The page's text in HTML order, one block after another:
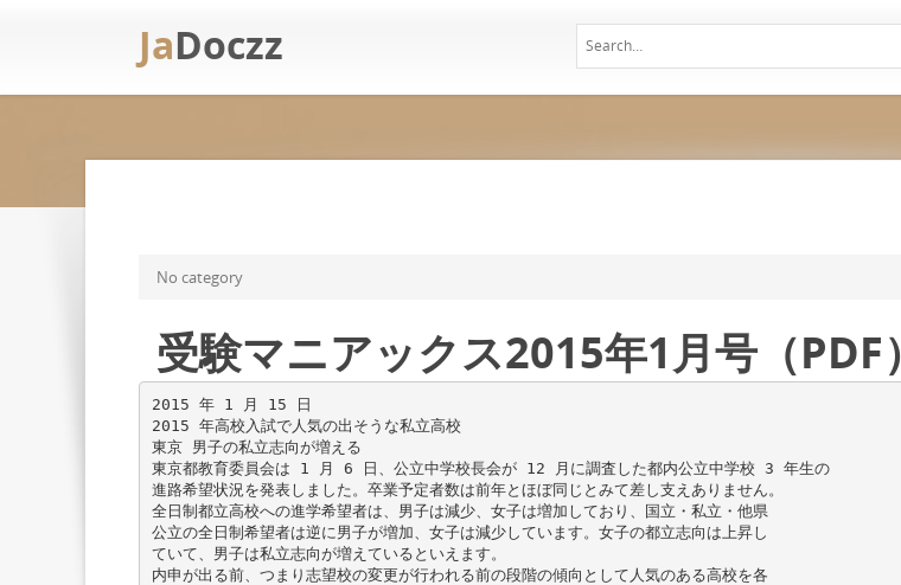
JaDoczz
No category
受験マニアックス2015年1月号（PDF）
2015 年 1 月 15 日
2015 年高校入試で人気の出そうな私立高校
東京 男子の私立志向が増える
東京都教育委員会は 1 月 6 日、公立中学校長会が 12 月に調査した都内公立中学校 3 年生の
進路希望状況を発表しました。卒業予定者数は前年とほぼ同じとみて差し支えありません。
全日制都立高校への進学希望者は、男子は減少、女子は増加しており、国立・私立・他県
公立の全日制希望者は逆に男子が増加、女子は減少しています。女子の都立志向は上昇し
ていて、男子は私立志向が増えているといえます。
内申が出る前、つまり志望校の変更が行われる前の段階の傾向として人気のある高校を各